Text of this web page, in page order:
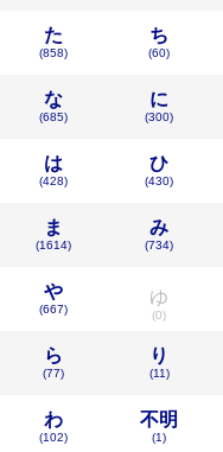
た
(858)
ち
(60)
な
(685)
に
(300)
は
(428)
ひ
(430)
ま
(1614)
み
(734)
や
(667)
ゆ
(0)
ら
(77)
り
(11)
わ
(102)
不明
(1)